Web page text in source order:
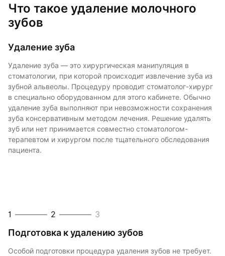
Что такое удаление молочного
зубов
Удаление зуба
Удаление зуба — это хирургическая манипуляция в
стоматологии, при которой происходит извлечение зуба из
зубной альвеолы. Процедуру проводит стоматолог-хирург
в специально оборудованном для этого кабинете. Обычно
удаление зуба выполняют при невозможности сохранения
зуба консервативным методом лечения. Решение удалять
зуб или нет принимается совместно стоматологом-
терапевтом и хирургом после тщательного обследования
пациента.
1 2 3
Подготовка к удалению зубов
Особой подготовки процедура удаления зубов не требует.
Как удаляют зуб
В стоматологии применяются два способа экстракции:
простой и сложный. Их выбор зависит от того, какие зубы
удаляют, — премоляры и моляры с запутанными
разветвленными корнями удаляют сложным методом.
Такие элементы вытащить целиком очень сложно за счет
того, что лунка зуба пронизана удерживающими связками
и альвеолярными отростками. Ошибки во время
процедуры или недостаточный опыт специалиста ведут к
серьезным осложнениям. Поэтому даже несмотря на
1 2 3